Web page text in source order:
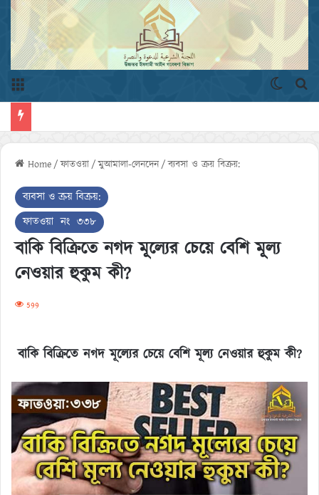
Home / ফাতওয়া / মুআমালা-লেনদেন / ব্যবসা ও ক্রয় বিক্রয়:
ব্যবসা ও ক্রয় বিক্রয়:
ফাতওয়া নং ৩৩৮
বাকি বিক্রিতে নগদ মূল্যের চেয়ে বেশি মূল্য
নেওয়ার হুকুম কী?
599
বাকি বিক্রিতে নগদ মূল্যের চেয়ে বেশি মূল্য নেওয়ার হুকুম কী?